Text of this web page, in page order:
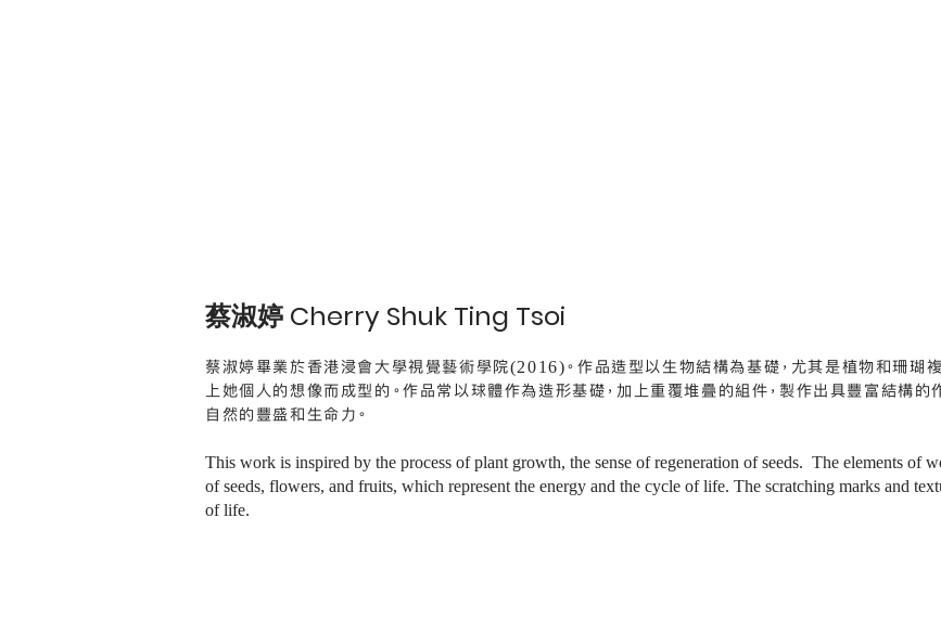
蔡淑婷 Cherry Shuk Ting Tsoi
蔡淑婷畢業於香港浸會大學視覺藝術學院(2016)。作品造型以生物結構為基礎，尤其是植物和珊瑚
上她個人的想像而成型的。作品常以球體作為造形基礎，加上重覆堆疊的組件，製作出具豐富結構的
自然的豐盛和生命力。
This work is inspired by the process of plant growth, the sense of regeneration of seeds. The elements of
of seeds, flowers, and fruits, which represent the energy and the cycle of life. The scratching marks and
of life.